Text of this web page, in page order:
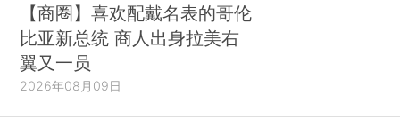
【商圈】喜欢配戴名表的哥伦
比亚新总统 商人出身拉美右
翼又一员
2026年08月09日